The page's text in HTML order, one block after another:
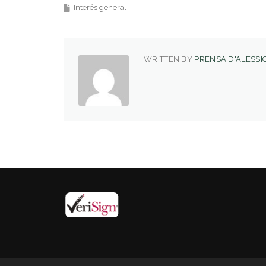
Interés general
WRITTEN BY PRENSA